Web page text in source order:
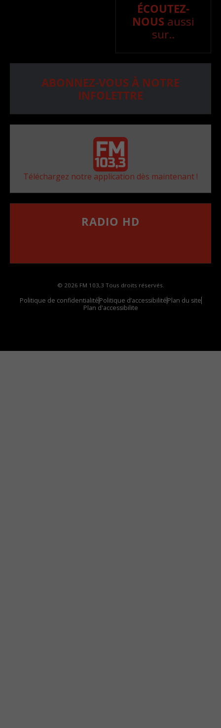
ÉCOUTEZ-
NOUS aussi
sur..
ABONNEZ-VOUS À NOTRE
INFOLETTRE
Téléchargez notre application dès maintenant !
RADIO HD
© 2026 FM 103,3 Tous droits réservés.
Politique de confidentialitéPolitique d’accessibilitéPlan du site
Plan d'accessibilite